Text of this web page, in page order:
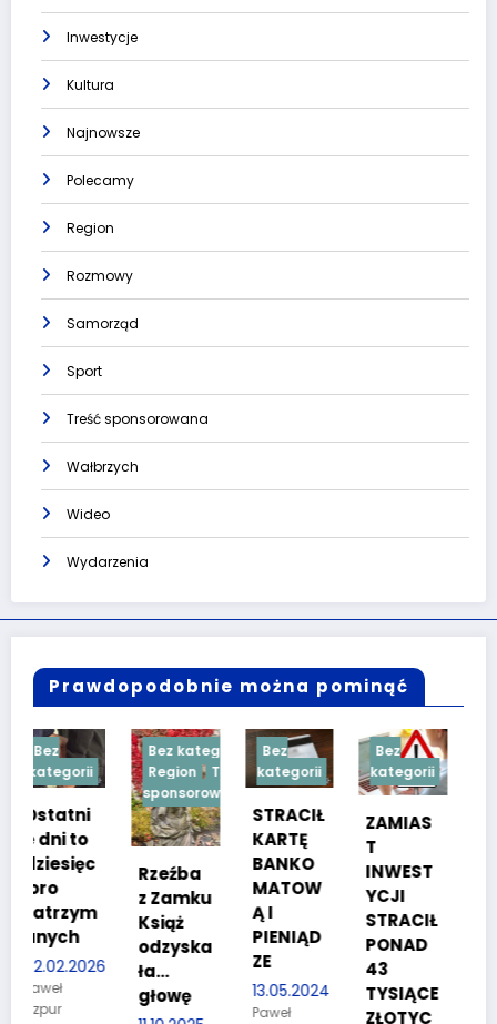
Inwestycje
Kultura
Najnowsze
Polecamy
Region
Rozmowy
Samorząd
Sport
Treść sponsorowana
Wałbrzych
Wideo
Wydarzenia
Prawdopodobnie można pominąć
Bez kategorii
Region
Treść
sponsorowana
Rzeźba
z Zamku
Książ
odzyska
ła…
głowę
Bez
kategorii
STRACIŁ
KARTĘ
BANKO
MATOW
Ą I
PIENIĄD
ZE
13.05.2024
Bez
kategorii
ZAMIAS
T
INWEST
YCJI
PONAD
TYSIĄCE
ZŁOTYC
Bez
kategorii
TESTY
NOŚCIO
WE DLA
KANDYD
ATÓW
POLICJI
27.03.2024